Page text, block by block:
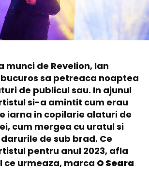
munci de Revelion, Ian
sa petreaca noaptea
de publicul sau. In ajunul
si-a amintit cum erau
iarna in copilarie alaturi de
cum mergea cu uratul si
de sub brad. Ce
pentru anul 2023, afla
ce urmeaza, marca O Seara